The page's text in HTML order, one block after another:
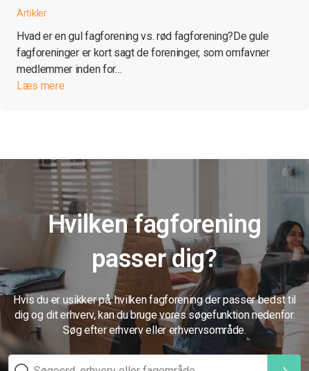
Artikler
Hvad er en gul fagforening vs. rød fagforening?De gule
fagforeninger er kort sagt de foreninger, som omfavner
medlemmer inden for…
Læs mere
Hvilken fagforening
passer dig?
Hvis du er usikker på, hvilken fagforening der passer bedst til
dig og dit erhverv, kan du bruge vores søgefunktion nedenfor.
Søg efter erhverv eller erhvervsområde.